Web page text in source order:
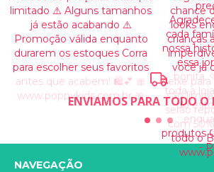
ENVIAMOS PARA TODO O
NAVEGAÇÃO